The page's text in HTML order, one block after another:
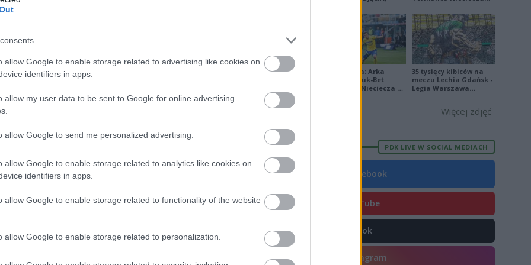
allow Google to enable storage related to advertising like cookies on
identifiers in apps.
allow my user data to be sent to Google for online advertising
allow Google to send me personalized advertising.
allow Google to enable storage related to analytics like cookies on
identifiers in apps.
allow Google to enable storage related to functionality of the website
allow Google to enable storage related to personalization.
45-72
45-70
25-120
M PKT Z R P GOLE FORMA
13 30 9 3 1 45-17
13 23 6 5 29-21
Ekstraklasa: Arka
Gdynia - Bruk-Bet
Termalica Nieciecza 2-
35 tysięcy kibiców na
meczu Lechia Gdańsk -
Legia Warszawa
Więcej zdjęć
PDK LIVE W SOCIAL MEDIACH
Facebook
YouTube
TikTok
Instagram